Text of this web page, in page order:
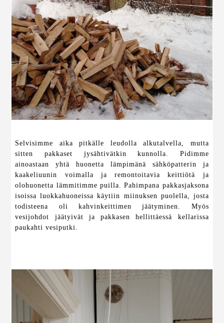
Selvisimme aika pitkälle leudolla alkutalvella, mutta
sitten pakkaset jysähtivätkin kunnolla. Pidimme
ainoastaan yhtä huonetta lämpimänä sähköpatterin ja
kaakeliuunin voimalla ja remontoitavia keittiötä ja
olohuonetta lämmitimme puilla. Pahimpana pakkasjaksona
isoissa luokkahuoneissa käytiin miinuksen puolella, josta
todisteena oli kahvinkeittimen jäätyminen. Myös
vesijohdot jäätyivät ja pakkasen hellittäessä kellarissa
paukahti vesiputki.